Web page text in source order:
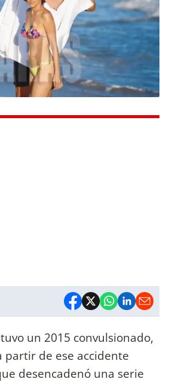
un 2015 convulsionado,
partir de ese accidente
desencadenó una serie